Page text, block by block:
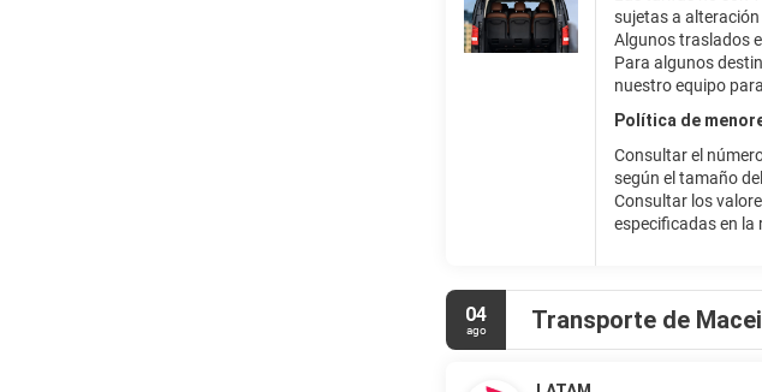
sujetas a
Algunos traslados
Para algunos
nuestro equipo
Política de
Consultar el
según el tamaño
Consultar los
especificadas en la
04
ago Transporte de